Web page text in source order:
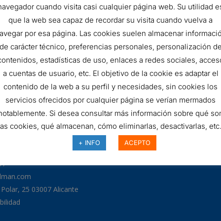
FILTRO
HIDRÁULICO
quantity
AÑADIR AL
SKU: DLD90T80B
25 03007 Alicante
cuando visita casi cualquier página web. Su utilidad
que la web sea capaz de recordar su visita cuando vuelva a
por esa página. Las cookies suelen almacenar
carácter técnico, preferencias personales, personalización de
estadísticas de uso, enlaces a redes sociales,
a cuentas de usuario, etc. El objetivo de la cookie es adaptar el
contenido de la web a su perfil y necesidades, sin cookies los
servicios ofrecidos por cualquier página se verían mermados
Si desea consultar más información sobre qué
cookies, qué almacenan, cómo eliminarlas, desactivarlas,
+ INFO ACEPTO